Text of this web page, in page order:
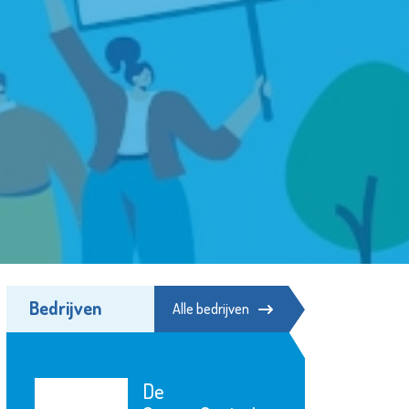
Bedrijven Alle bedrijven
De